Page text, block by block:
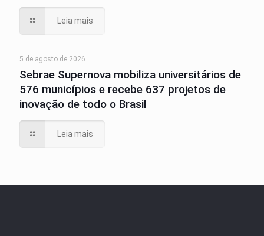
Leia mais
5 de agosto de 2026
Sebrae Supernova mobiliza universitários de
576 municípios e recebe 637 projetos de
inovação de todo o Brasil
Leia mais